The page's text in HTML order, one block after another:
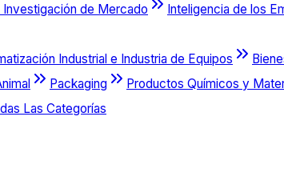
de Mercado Inteligencia de los
Industrial e Industria de Equipos
Packaging Productos Químicos y
Las Categorías